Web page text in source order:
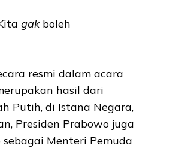
gak boleh
resmi dalam acara
hasil dari
Putih, di Istana Negara,
Presiden Prabowo juga
Menteri Pemuda